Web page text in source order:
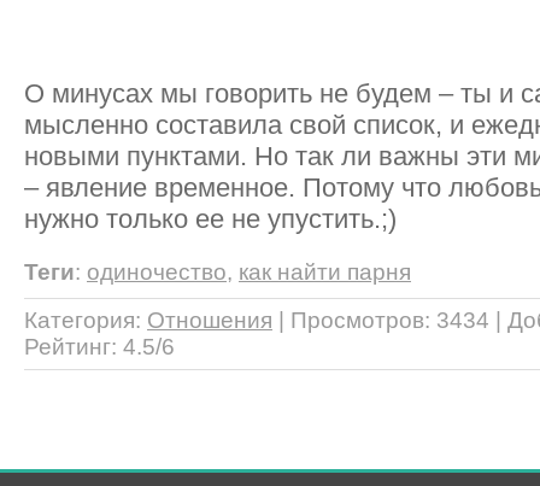
О минусах мы говорить не будем – ты и
мысленно составила свой список, и
новыми пунктами. Но так ли важны эти
– явление временное. Потому что
нужно только ее не упустить.;)
Теги: одиночество, как найти парня
Категория: Отношения Просмотров: 3434 |
Рейтинг: 4.5/6